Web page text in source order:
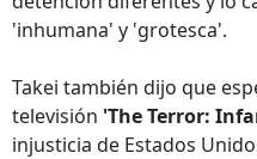
'inhumana' y 'grotesca'.
Takei también dijo que
televisión 'The Terror:
injusticia de Estados